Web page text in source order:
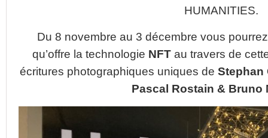
HUMANITIES.
Du 8 novembre au 3 décembre vous
qu’offre la technologie NFT au travers de
écritures photographiques uniques de Stephan
Pascal Rostain & Bruno